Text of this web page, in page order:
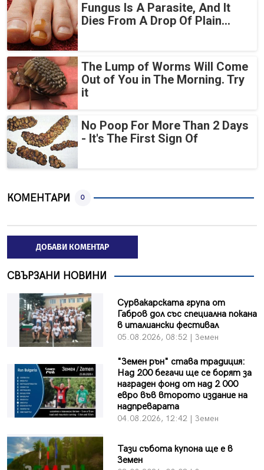
Fungus Is A Parasite, And It
Dies From A Drop Of Plain...
The Lump of Worms Will Come
Out of You in The Morning. Try
it
No Poop For More Than 2 Days
- It's The First Sign Of
КОМЕНТАРИ 0
ДОБАВИ КОМЕНТАР
СВЪРЗАНИ НОВИНИ
Сурвакарската група от
Габров дол със специална покана
в италиански фестивал
05.08.2026, 08:52 | Земен
"Земен рън" става традиция:
Над 200 бегачи ще се борят за
награден фонд от над 2 000
евро във второто издание на
надпреварата
04.08.2026, 12:42 | Земен
Тази събота купона ще е в
Земен